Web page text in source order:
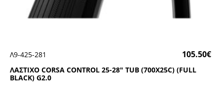
ΛΑΣΤΙΧΟ CΟRSΑ CΟΝΤRΟL 25-28″ ΤUΒ (700Χ25C) (FULL
ΒLΑCΚ) G2.0
Λ9-425-281 105.50€